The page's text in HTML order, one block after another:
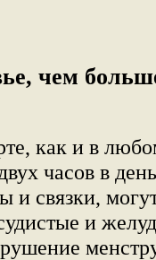
чем
как и в
часов в
и связки,
и